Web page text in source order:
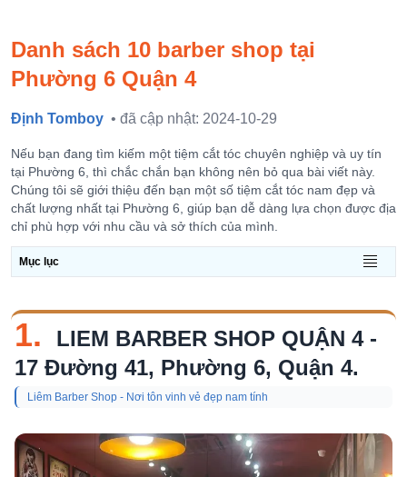
Danh sách 10 barber shop tại
Phường 6 Quận 4
Định Tomboy • đã cập nhật: 2024-10-29
Nếu bạn đang tìm kiếm một tiệm cắt tóc chuyên nghiệp và uy tín
tại Phường 6, thì chắc chắn bạn không nên bỏ qua bài viết này.
Chúng tôi sẽ giới thiệu đến bạn một số tiệm cắt tóc nam đẹp và
chất lượng nhất tại Phường 6, giúp bạn dễ dàng lựa chọn được địa
chỉ phù hợp với nhu cầu và sở thích của mình.
Mục lục
1.
LIEM BARBER SHOP QUẬN 4 -
17 Đường 41, Phường 6, Quận 4.
Liêm Barber Shop - Nơi tôn vinh vẻ đẹp nam tính